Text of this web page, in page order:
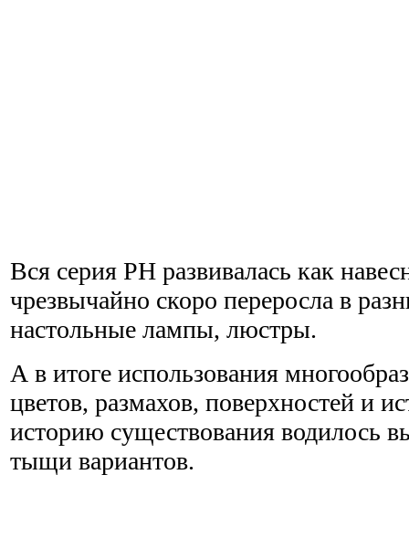
Вся серия PH развивалась как
чрезвычайно скоро переросла в
настольные лампы, люстры.
А в итоге использования
цветов, размахов, поверхностей и
историю существования водилось
тыщи вариантов.